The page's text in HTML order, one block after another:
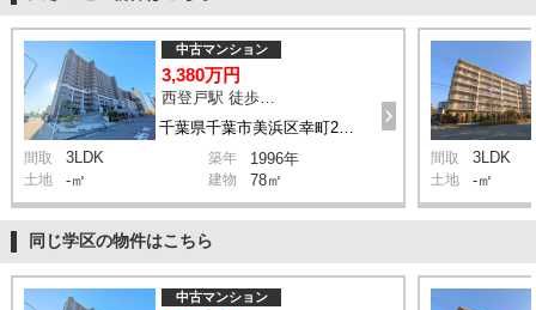
千葉県千葉市美浜区幸町2丁目
中古マンション
3,380万円
西登戸駅 徒歩10分
間取 3LDK 築年 1996年
土地 -㎡ 建物 78㎡
間取 3LDK
土地 -㎡
同じ学区の物件はこちら
中古マンション